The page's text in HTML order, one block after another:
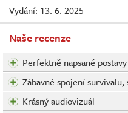
Vydání: 13. 6. 2025
Naše recenze
Perfektně napsané postavy
Zábavné spojení
Krásný audiovizuál